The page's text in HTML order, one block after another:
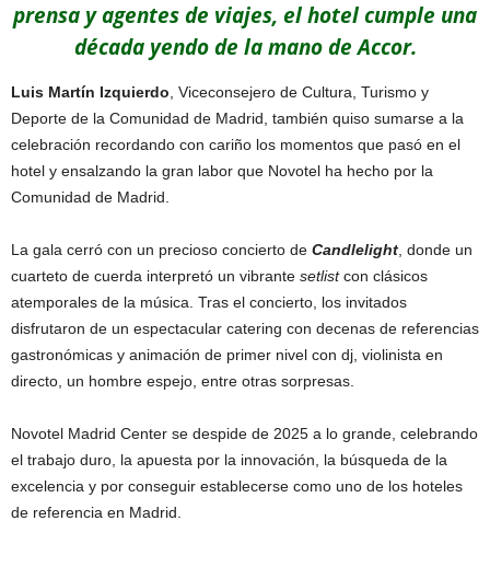
prensa y agentes de viajes, el hotel cumple una
década yendo de la mano de Accor.
Luis Martín Izquierdo , Viceconsejero de Cultura, Turismo y
Deporte de la Comunidad de Madrid, también quiso sumarse a la
celebración recordando con cariño los momentos que pasó en el
hotel y ensalzando la gran labor que Novotel ha hecho por la
Comunidad de Madrid.
La gala cerró con un precioso concierto de Candlelight , donde un
cuarteto de cuerda interpretó un vibrante setlistcon clásicos
atemporales de la música. Tras el concierto, los invitados
disfrutaron de un espectacular catering con decenas de referencias
gastronómicas y animación de primer nivel con dj, violinista en
directo, un hombre espejo, entre otras sorpresas.
Novotel Madrid Center se despide de 2025 a lo grande, celebrando
el trabajo duro, la apuesta por la innovación, la búsqueda de la
excelencia y por conseguir establecerse como uno de los hoteles
de referencia en Madrid.